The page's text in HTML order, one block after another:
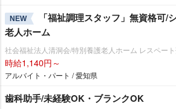
NEW
「福祉調理スタッフ」無資格可/
老人ホーム
社会福祉法人清洞会/特別養護老人ホーム レスペー
時給1,140円～
アルバイト・パート / 愛知県
歯科助手/未経験OK・ブランクOK